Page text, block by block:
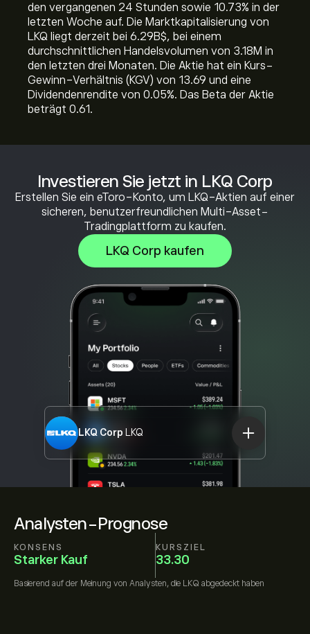
Analysten-Prognose
KONSENS
Starker Kauf
KURSZIEL
33.30
Basierend auf der Meinung von Analysten, die LKQ abgedeckt haben
Investieren Sie jetzt in LKQ Corp
Erstellen Sie ein eToro-Konto, um LKQ-Aktien auf einer
sicheren, benutzerfreundlichen Multi-Asset-
Tradingplattform zu kaufen.
LKQ Corp kaufen
LKQ Corp LKQ
den vergangenen 24 Stunden sowie ‎10.73‎% in der
letzten Woche auf. Die Marktkapitalisierung von
LKQ liegt derzeit bei 6.29B‎$‎, bei einem
durchschnittlichen Handelsvolumen von 3.18M in
den letzten drei Monaten. Die Aktie hat ein Kurs-
Gewinn-Verhältnis (KGV) von 13.69 und eine
Dividendenrendite von 0.05%. Das Beta der Aktie
beträgt 0.61.